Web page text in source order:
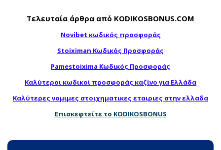
Τελευταία άρθρα από KODIKOSBONUS.COM
Novibet κωδικός προσφοράς
Stoiximan Κωδικός Προσφοράς
Pamestoixima Κωδικός Προσφοράς
Καλύτεροι κωδικοί προσφοράς καζίνο για Ελλάδα
Καλύτερες νομιμες στοιχηματικες εταιριες στην ελλαδα
Επισκεφτείτε το KODIKOSBONUS